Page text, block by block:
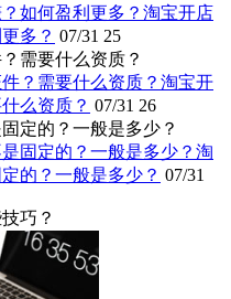
淘宝开店
多？ 07/31 25
需要什么资质？
淘宝开
么资质？ 07/31 26
定的？一般是多少？
淘
的？一般是多少？ 07/31
巧？